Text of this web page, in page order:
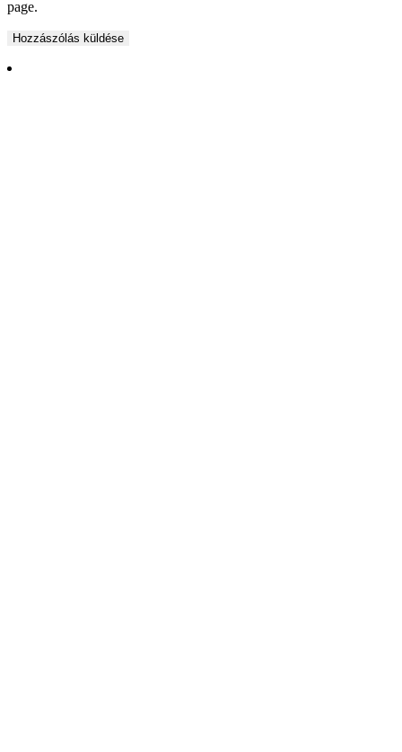
page.